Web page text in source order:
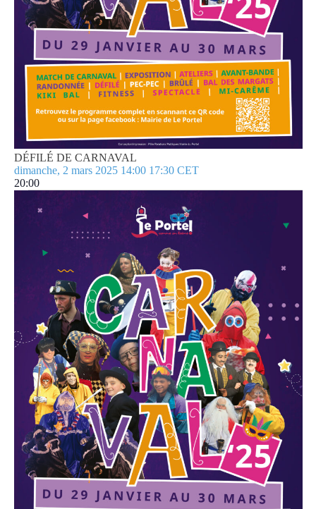
DÉFILÉ DE CARNAVAL
dimanche, 2 mars 2025 14:00 17:30 CET
20:00